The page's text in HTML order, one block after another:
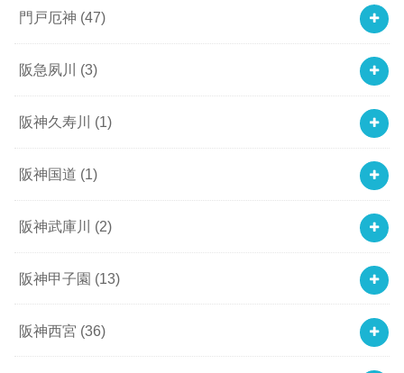
門戸厄神 (47)
阪急夙川 (3)
阪神久寿川 (1)
阪神国道 (1)
阪神武庫川 (2)
阪神甲子園 (13)
阪神西宮 (36)